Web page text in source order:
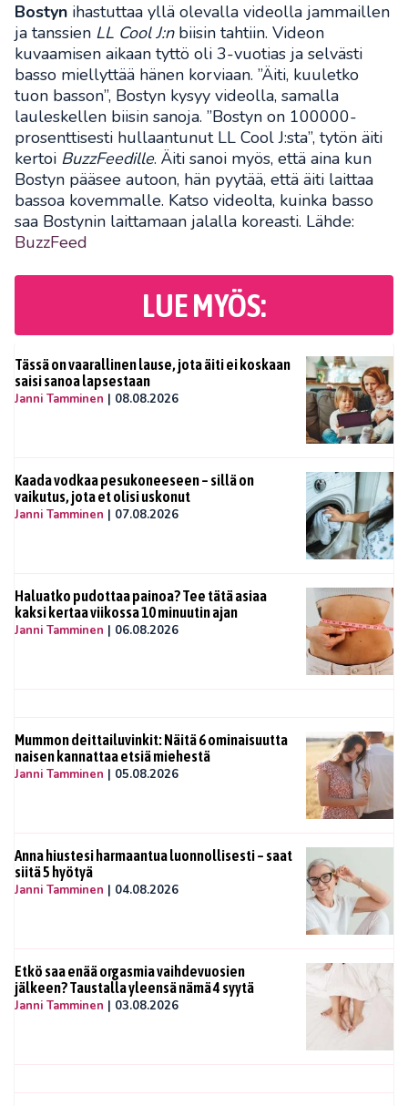
Bostyn ihastuttaa yllä olevalla videolla jammaillen
ja tanssien LL Cool J:nbiisin tahtiin. Videon
kuvaamisen aikaan tyttö oli 3-vuotias ja selvästi
basso miellyttää hänen korviaan. ”Äiti, kuuletko
tuon basson”, Bostyn kysyy videolla, samalla
lauleskellen biisin sanoja. ”Bostyn on 100000-
prosenttisesti hullaantunut LL Cool J:sta”, tytön äiti
kertoi BuzzFeedille. Äiti sanoi myös, että aina kun
Bostyn pääsee autoon, hän pyytää, että äiti laittaa
bassoa kovemmalle. Katso videolta, kuinka basso
saa Bostynin laittamaan jalalla koreasti. Lähde:
BuzzFeed
LUE MYÖS:
Tässä on vaarallinen lause, jota äiti ei koskaan
saisi sanoa lapsestaan
Janni Tamminen | 08.08.2026
Kaada vodkaa pesukoneeseen – sillä on
vaikutus, jota et olisi uskonut
Janni Tamminen | 07.08.2026
Haluatko pudottaa painoa? Tee tätä asiaa
kaksi kertaa viikossa 10 minuutin ajan
Janni Tamminen | 06.08.2026
Mummon deittailuvinkit: Näitä 6 ominaisuutta
naisen kannattaa etsiä miehestä
Janni Tamminen | 05.08.2026
Anna hiustesi harmaantua luonnollisesti – saat
siitä 5 hyötyä
Janni Tamminen | 04.08.2026
Etkö saa enää orgasmia vaihdevuosien
jälkeen? Taustalla yleensä nämä 4 syytä
Janni Tamminen | 03.08.2026